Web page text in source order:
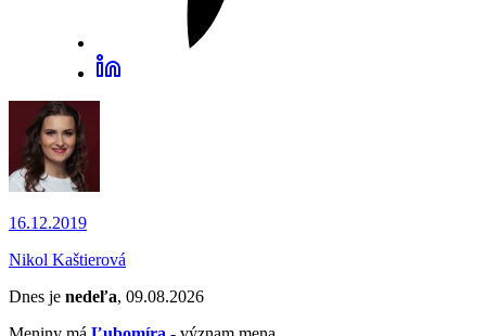
16.12.2019
Nikol Kaštierová
Dnes je nedeľa, 09.08.2026